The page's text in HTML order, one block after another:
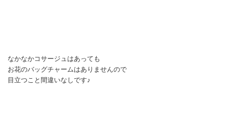
なかなかコサージュはあっても
お花のバッグチャームはありませんので
目立つこと間違いなしです♪